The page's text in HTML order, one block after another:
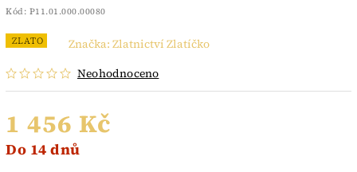
Kód: P11.01.000.00080
ZLATO
Neohodnoceno
Značka: Zlatnictví Zlatíčko
1 456 Kč
Do 14 dnů